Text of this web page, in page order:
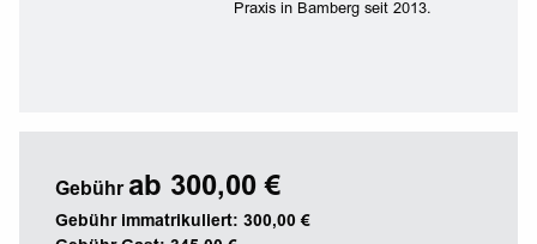
Praxis in Bamberg seit 2013.
Gebühr ab 300,00 €
Gebühr immatrikuliert: 300,00 €